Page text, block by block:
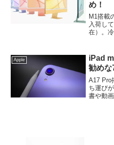
め！
M1搭載
入荷し
在）。
ルイン
スクに
でもあ
にお安
Apple
iPad
勧めな
A17 Pro
ち運び
書や動
ー持続
ーユー